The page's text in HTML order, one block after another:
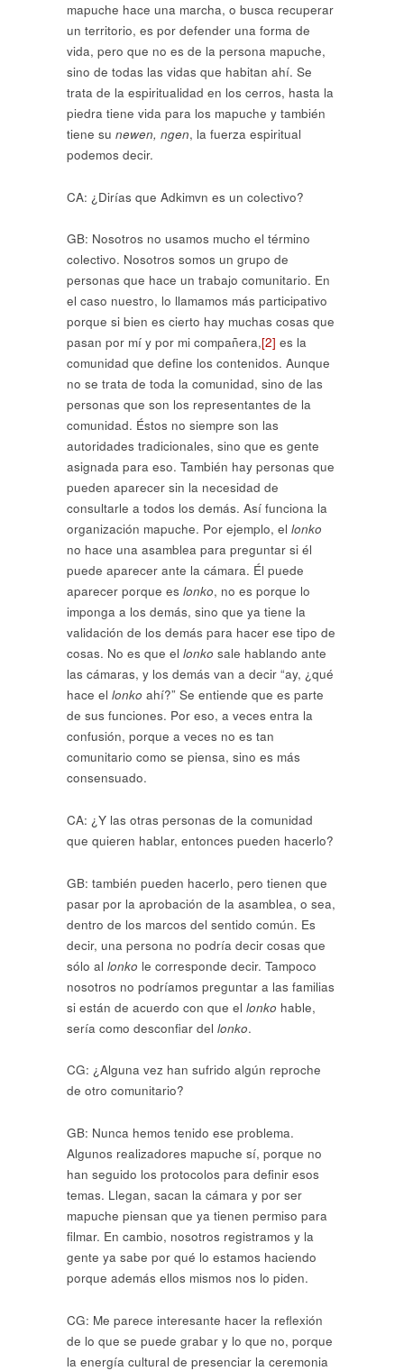
mapuche hace una marcha, o busca recuperar
un territorio, es por defender una forma de
vida, pero que no es de la persona mapuche,
sino de todas las vidas que habitan ahí. Se
trata de la espiritualidad en los cerros, hasta la
piedra tiene vida para los mapuche y también
tiene su newen, ngen, la fuerza espiritual
podemos decir.
CA: ¿Dirías que Adkimvn es un colectivo?
GB: Nosotros no usamos mucho el término
colectivo. Nosotros somos un grupo de
personas que hace un trabajo comunitario. En
el caso nuestro, lo llamamos más participativo
porque si bien es cierto hay muchas cosas que
pasan por mí y por mi compañera,[2] es la
comunidad que define los contenidos. Aunque
no se trata de toda la comunidad, sino de las
personas que son los representantes de la
comunidad. Éstos no siempre son las
autoridades tradicionales, sino que es gente
asignada para eso. También hay personas que
pueden aparecer sin la necesidad de
consultarle a todos los demás. Así funciona la
organización mapuche. Por ejemplo, el lonko
no hace una asamblea para preguntar si él
puede aparecer ante la cámara. Él puede
aparecer porque es lonko, no es porque lo
imponga a los demás, sino que ya tiene la
validación de los demás para hacer ese tipo de
cosas. No es que el lonko sale hablando ante
las cámaras, y los demás van a decir “ay, ¿qué
hace el lonko ahí?” Se entiende que es parte
de sus funciones. Por eso, a veces entra la
confusión, porque a veces no es tan
comunitario como se piensa, sino es más
consensuado.
CA: ¿Y las otras personas de la comunidad
que quieren hablar, entonces pueden hacerlo?
GB: también pueden hacerlo, pero tienen que
pasar por la aprobación de la asamblea, o sea,
dentro de los marcos del sentido común. Es
decir, una persona no podría decir cosas que
sólo al lonko le corresponde decir. Tampoco
nosotros no podríamos preguntar a las familias
si están de acuerdo con que el lonko hable,
sería como desconfiar del lonko.
CG: ¿Alguna vez han sufrido algún reproche
de otro comunitario?
GB: Nunca hemos tenido ese problema.
Algunos realizadores mapuche sí, porque no
han seguido los protocolos para definir esos
temas. Llegan, sacan la cámara y por ser
mapuche piensan que ya tienen permiso para
filmar. En cambio, nosotros registramos y la
gente ya sabe por qué lo estamos haciendo
porque además ellos mismos nos lo piden.
CG: Me parece interesante hacer la reflexión
de lo que se puede grabar y lo que no, porque
la energía cultural de presenciar la ceremonia